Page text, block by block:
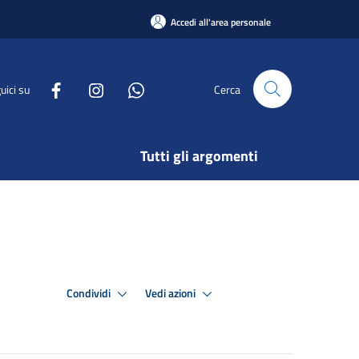
Accedi all'area personale
su Cerca
Tutti gli argomenti
Condividi Vedi azioni